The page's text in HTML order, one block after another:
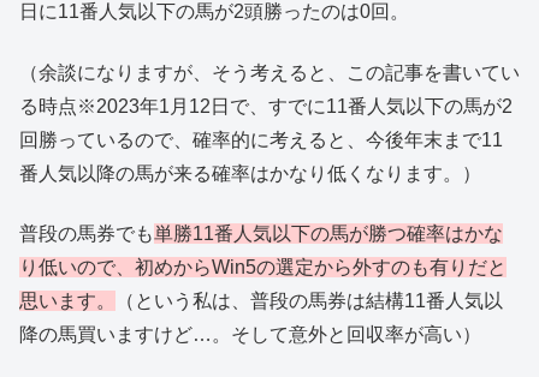
日に11番人気以下の馬が2頭勝ったのは0回。
（余談になりますが、そう考えると、この記事を書いてい
る時点※2023年1月12日で、すでに11番人気以下の馬が2
回勝っているので、確率的に考えると、今後年末まで11
番人気以降の馬が来る確率はかなり低くなります。）
普段の馬券でも単勝11番人気以下の馬が勝つ確率はかな
り低いので、初めからWin5の選定から外すのも有りだと
思います。
（という私は、普段の馬券は結構11番人気以
降の馬買いますけど…。そして意外と回収率が高い）